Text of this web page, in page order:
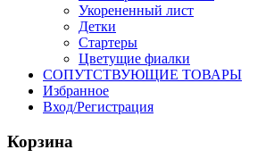
Укорененный лист
Детки
Стартеры
Цветущие фиалки
СОПУТСТВУЮЩИЕ ТОВАРЫ
Избранное
Вход/Регистрация
Корзина